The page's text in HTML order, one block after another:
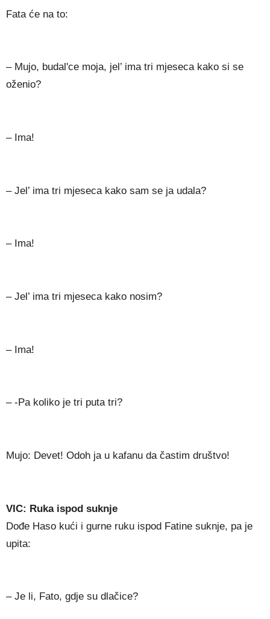
Fata će na to:
– Mujo, budal'ce moja, jel’ ima tri mjeseca kako si se
oženio?
– Ima!
– Jel’ ima tri mjeseca kako sam se ja udala?
– Ima!
– Jel’ ima tri mjeseca kako nosim?
– Ima!
– -Pa koliko je tri puta tri?
Mujo: Devet! Odoh ja u kafanu da častim društvo!
VIC: Ruka ispod suknje
Dođe Haso kući i gurne ruku ispod Fatine suknje, pa je
upita:
– Je li, Fato, gdje su dlačice?